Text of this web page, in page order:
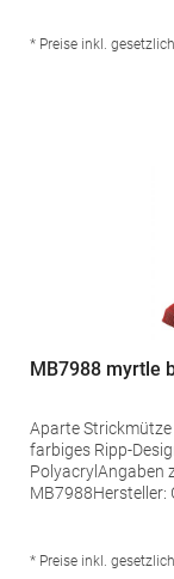
Beechfield
Rotterdam
* Preise inkl.
MB7988 myrtle
Aparte Strickmütze mit Krempe
farbiges Ripp-
PolyacrylAngaben
MB7988Hersteller:
* Preise inkl.